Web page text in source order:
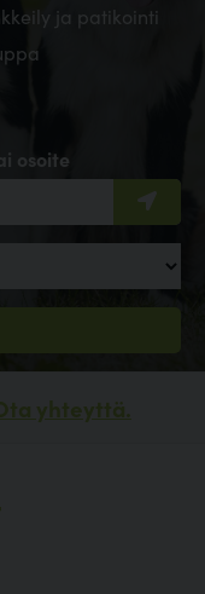
osoite
ja patikointi
yhteyttä.